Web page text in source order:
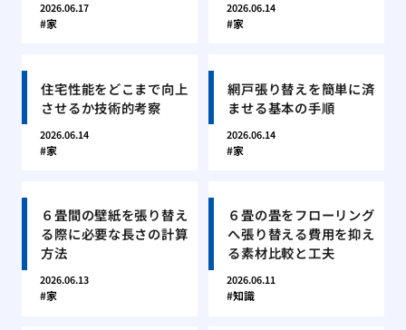
2026.06.17
家
2026.06.14
家
住宅性能をどこまで向上
させるか技術的考察
2026.06.14
家
網戸張り替えを簡単に済
ませる基本の手順
2026.06.14
家
６畳間の壁紙を張り替え
る際に必要な長さの計算
方法
2026.06.13
家
６畳の畳をフローリング
へ張り替える費用を抑え
る素材比較と工夫
2026.06.11
知識